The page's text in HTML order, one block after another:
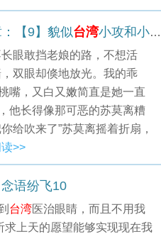
：【9】貌似台湾小攻和小受
眼敢挡老娘的路，不想活
双眼却倏地放光。我的乖
，又白又嫩简直是她一直
他长得像那可恶的苏莫离糟
给吹来了”苏莫离摇着折扇，
>>
念语纷飞10
台湾医治眼睛，而且不用我
上天的愿望能够实现现在我